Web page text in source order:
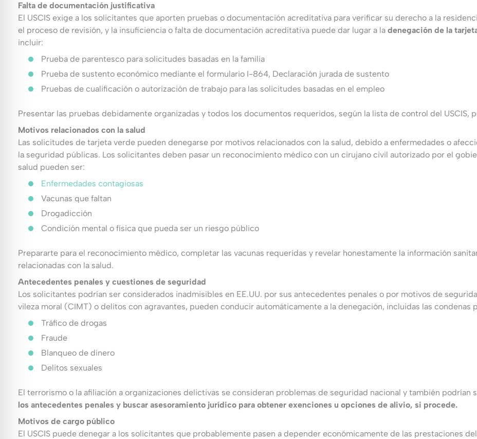
Falta de documentación justificativa
El USCIS exige a los solicitantes que aporten pruebas o documentación acreditativa para verificar su derecho a la
el proceso de revisión, y la insuficiencia o falta de documentación acreditativa puede dar lugar a la denegación de la
incluir:
Prueba de parentesco para solicitudes basadas en la familia
Prueba de sustento económico mediante el formulario I-864, Declaración jurada de sustento
Pruebas de cualificación o autorización de trabajo para las solicitudes basadas en el empleo
Presentar las pruebas debidamente organizadas y todos los documentos requeridos, según la lista de control del USCIS,
Motivos relacionados con la salud
Las solicitudes de tarjeta verde pueden denegarse por motivos relacionados con la salud, debido a enfermedades o
la seguridad públicas. Los solicitantes deben pasar un reconocimiento médico con un cirujano civil autorizado por el
salud pueden ser:
Enfermedades contagiosas
Vacunas que faltan
Drogadicción
Condición mental o física que pueda ser un riesgo público
Prepararte para el reconocimiento médico, completar las vacunas requeridas y revelar honestamente la información
relacionadas con la salud.
Antecedentes penales y cuestiones de seguridad
Los solicitantes podrían ser considerados inadmisibles en EE.UU. por sus antecedentes penales o por motivos de
vileza moral (CIMT) o delitos con agravantes, pueden conducir automáticamente a la denegación, incluidas las condenas
Tráfico de drogas
Fraude
Blanqueo de dinero
Delitos sexuales
El terrorismo o la afiliación a organizaciones delictivas se consideran problemas de seguridad nacional y también podrían
los antecedentes penales y buscar asesoramiento jurídico para obtener exenciones u opciones de alivio, si procede.
Motivos de cargo público
El USCIS puede denegar a los solicitantes que probablemente pasen a depender económicamente de las prestaciones